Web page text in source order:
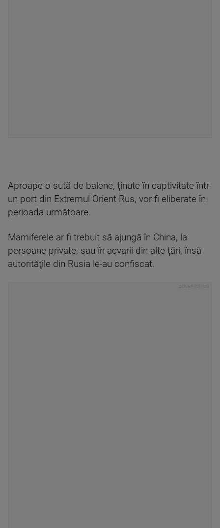
Aproape o sută de balene, ţinute în captivitate într-
un port din Extremul Orient Rus, vor fi eliberate în
perioada următoare.
Mamiferele ar fi trebuit să ajungă în China, la
persoane private, sau în acvarii din alte ţări, însă
autorităţile din Rusia le-au confiscat.